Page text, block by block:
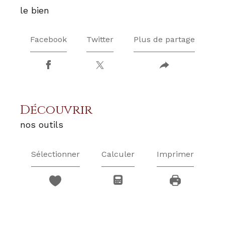
le bien
Facebook Twitter Plus de partage
découvrir
nos outils
Sélectionner Calculer Imprimer